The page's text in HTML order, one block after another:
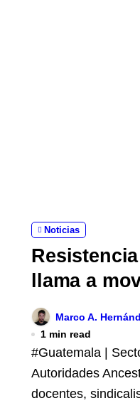
Noticias
llama a
defensa del
Marco A.
1 min read
#Guatemala | Sectores campesinos,
Autoridades
docentes,